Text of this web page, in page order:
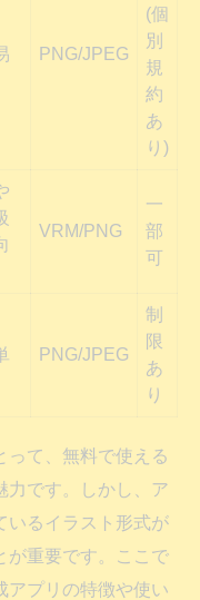
PNG/JPEG
(個
別
規
約
あ
り)
VRM/PNG
一
部
可
PNG/JPEG
制
限
あ
り
って、無料で使える
力です。しかし、ア
いるイラスト形式が
が重要です。ここで
アプリの特徴や使い